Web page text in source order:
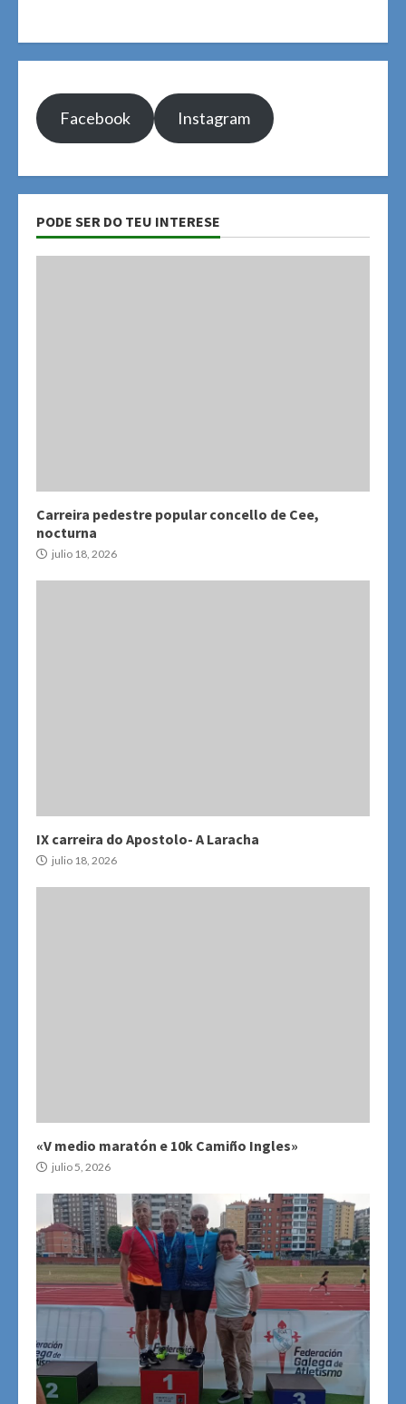
Facebook Instagram
PODE SER DO TEU INTERESE
Carreira pedestre popular concello de Cee,
nocturna
julio 18, 2026
IX carreira do Apostolo- A Laracha
julio 18, 2026
«V medio maratón e 10k Camiño Ingles»
julio 5, 2026